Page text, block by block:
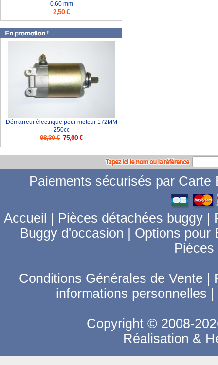
0.60 mm
2,50 €
Démarreur électrique pour moteur 172MM
250cc
98,30 € 75,00 €
Paiements sécurisés par
Accueil Pièces détachées buggy
Buggy d'occasion
Options pour
Pièces
Conditions Générales de Vente
informations personnelles
Copyright © 2008-
Réalisation &